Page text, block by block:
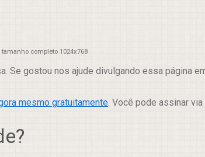
completo 1024x768
gostou nos ajude divulgando essa página
mesmo gratuitamente. Você pode assinar